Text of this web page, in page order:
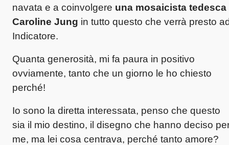
navata e a coinvolgere una mosaicista tedesca
Caroline Jung in tutto questo che verrà presto
Indicatore.
Quanta generosità, mi fa paura in positivo
ovviamente, tanto che un giorno le ho chiesto
perché!
Io sono la diretta interessata, penso che questo
sia il mio destino, il disegno che hanno deciso
me, ma lei cosa centrava, perché tanto amore?